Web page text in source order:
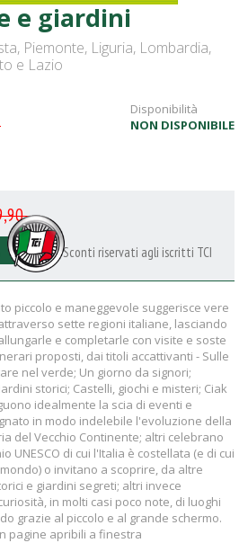
e giardini
Piemonte, Liguria, Lombardia,
e Lazio
Disponibilità
NON DISPONIBILE
Sconti riservati agli iscritti TCI
piccolo e maneggevole suggerisce vere
sette regioni italiane, lasciando
e completarle con visite e soste
proposti, dai titoli accattivanti - Sulle
nel verde; Un giorno da signori;
storici; Castelli, giochi e misteri; Ciak
idealmente la scia di eventi e
in modo indelebile l'evoluzione della
del Vecchio Continente; altri celebrano
UNESCO di cui l'Italia è costellata (e di cui
o invitano a scoprire, da altre
e giardini segreti; altri invece
in molti casi poco note, di luoghi
grazie al piccolo e al grande schermo.
pagine apribili a finestra